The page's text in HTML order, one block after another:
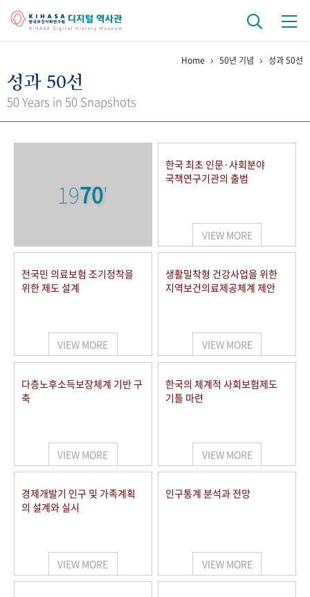
걸어온 길 기관 변천사
키워드로 보는 연구 역사
연구자들
사진 아카이브 문서 기록물 행정박물 영상 기록물
50+1 주년 기념
세계와 함께 한 KIHASA
VR 역사관
Home 50년 기념 성과 50선
성과 50선
50 Years in 50 Snapshots
1970'
한국 최초 인문·사회분야
국책연구기관의 출범
VIEW MORE
전국민 의료보험 조기정착을
위한 제도 설계
VIEW MORE
생활밀착형 건강사업을 위한
지역보건의료제공체계 제안
VIEW MORE
다층노후소득보장체계 기반 구
축
VIEW MORE
한국의 체계적 사회보험제도
기틀 마련
VIEW MORE
경제개발기 인구 및 가족계획
의 설계와 실시
VIEW MORE
인구통계 분석과 전망
VIEW MORE